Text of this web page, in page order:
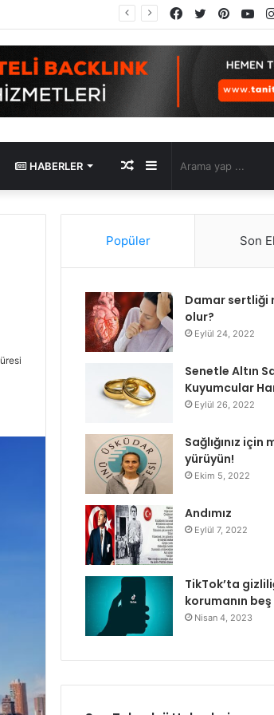
Twitter
Facebook
HABERLER Kenar
Bölmesi
Rastgele
Makale
Popüler Son
Damar sertliği
olur?
Eylül 24, 2022
Senetle Altın
Kuyumcular
Eylül 26, 2022
Sağlığınız
yürüyün!
Ekim 5, 2022
Andımız
Eylül 7, 2022
TikTok’ta
korumanın
Nisan 4, 2023